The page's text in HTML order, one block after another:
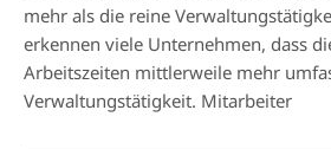
mehr als die reine
erkennen viele Unternehmen, dass
Arbeitszeiten mittlerweile mehr
Verwaltungstätigkeit. Mitarbeiter